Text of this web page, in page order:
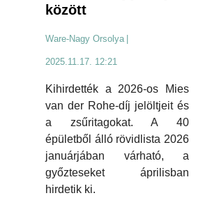
között
Ware-Nagy Orsolya |
2025.11.17. 12:21
Kihirdették a 2026-os Mies
van der Rohe-díj jelöltjeit és
a zsűritagokat. A 40
épületből álló rövidlista 2026
januárjában várható, a
győzteseket áprilisban
hirdetik ki.